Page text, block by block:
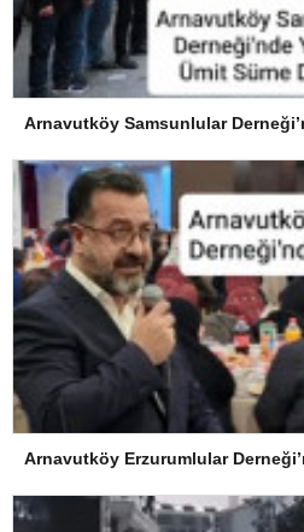
Arnavutköy Erzurumlular